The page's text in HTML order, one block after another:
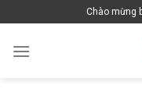
to
content
Chào mừng